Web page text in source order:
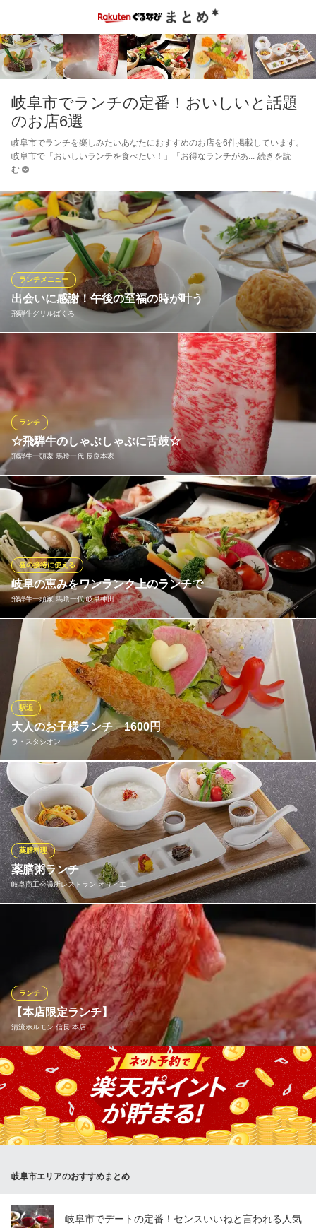
岐阜市でランチの定番！おいしいと話題
のお店6選
岐阜市でランチを楽しみたいあなたにおすすめのお店を6件掲載しています。
岐阜市で「おいしいランチを食べたい！」「お得なランチがあ
続きを読
む
出会いに感謝！午後の至福の時が叶う
飛騨牛グリルばくろ
ランチメニュー
白い息が告げる冬の寒さも本番！ばくろでは特別なランチコース
をご用意。ガーデンベジーサラダは選べる3種類よりセレクト。彩
色野菜とモッツァレラチーズのポタージュや祝祭風豚ロースの黒
焼き ローストポークに舌鼓。メインの飛騨牛ステーキは3種類よ
り選べます。ワンランク上の午後のひと時を大切な方とお過ごし
下さい。
飛騨牛ステーキ/和個室
ＪＲ岐阜駅 車10分
岐阜県岐阜市米屋町9
☆飛騨牛のしゃぶしゃぶに舌鼓☆
飛騨牛一頭家 馬喰一代 長良本家
ランチ
お箸で持つだけで切れる程、見事にサシが入った牛肉は、店主が
自ら買い付けに行く極上の飛騨牛♪ 肉本来の味が楽しめるしゃぶ
しゃぶで、飛騨牛の魅力を感じてください♪
飛騨牛一頭家 馬喰一代 長良本家
一頭買い最飛び牛の焼肉
名鉄線名鉄岐阜駅 車20分
岐阜県岐阜市八代 2-7-10
岐阜の恵みをワンランク上のランチで
飛騨牛一頭家 馬喰一代 岐阜神田
昼の接待に使える
ご接待に人気のランチメニュー、馬喰ランチは飛騨牛にぎり寿司
など全9品3,410円(税込)！このお値段でこの内容、ボリューム！
当店自慢の飛騨牛を贅沢にお楽しみ下さい！ランチは平日は勿
論、土・日・祝日も行っております！お買い物やご家族のお出か
け、デートなどにもお気軽にご利用下さい。
おすすめランチメニュー
活 車海老
二尾 1,056円(税込)
活 大アサリ
1,298円(税込)
活 殻付きホタテ
726円(税込)
ランチメニューをもっと見る
飛騨牛一頭家 馬喰一代 岐阜神田
極上飛騨牛/接待/個室
名鉄各務原線名鉄岐阜駅 徒歩1分
岐阜県岐阜市神田町7-7
大人のお子様ランチ 1600円
ラ・スタシオン
駅近
★「ミニ飛騨牛ハンバーグ」と「大エビフライ」をメインにサラ
ダやグラタンなど、食べたくても食べられなかったお子様ランチ
を大人用にアレンジしました。スープ、ドリンク付。
ラ・スタシオン
カフェレストラン
ＪＲ岐阜駅 徒歩4分
岐阜県岐阜市橋本町2-52 岐阜シティ・タワー43 4F
薬膳粥ランチ
岐阜商工会議所レストラン オリビエ
薬膳料理
■20年以上、この地で育まれ、進化を続けてきた「美濃薬膳料理」
をご提供します。。 高麗人参等が入った名物の美濃薬膳飛騨牛ス
ープもお召し上がりいただけます。 ■自らの健康に関心が集まる
今、からだにも心にもやさしいお料理を提供します。 皆さまのお
越しをお待ちしております。
岐阜商工会議所レストラン オリビエ
レストラン
名鉄各務原線名鉄岐阜駅 徒歩14分
岐阜県岐阜市神田町2-2 岐阜商工会議所ビル1F
【本店限定ランチ】
清流ホルモン 信長 本店
ランチ
岐阜名物の飛騨牛を使用したランチをはじめ、信長ブランドのも
つ鍋/もつ焼きランチなど‥ 種類豊富なランチをご準備しておりま
す。 是非ご賞味ください。 (釜飯の炊き上げには15分程お時間を
いただいております)
鵜飼御膳
3,080円(税込)
飛騨牛焼きしゃぶランチ
2,508円(税込)
岐阜市エリアのおすすめまとめ
岐阜市でデートの定番！センスいいねと言われる人気